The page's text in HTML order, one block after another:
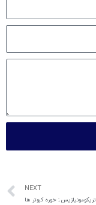
NEXT
تریکومونیازیس ; خوره کبوتر ها